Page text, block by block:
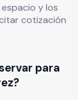
y los
cotización
para